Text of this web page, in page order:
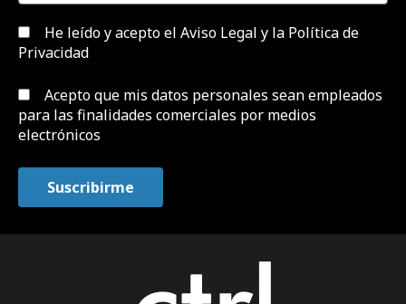
He leído y acepto el Aviso Legal y la Política de
Privacidad
Acepto que mis datos personales sean empleados
para las finalidades comerciales por medios
electrónicos